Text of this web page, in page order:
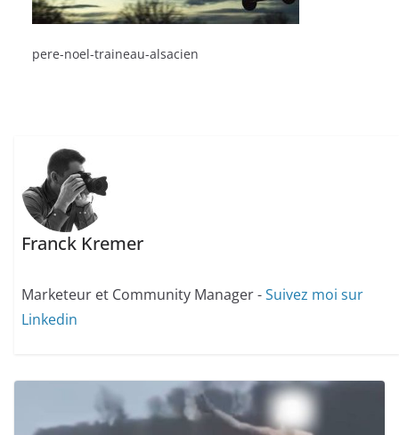
pere-noel-traineau-alsacien
Franck Kremer
Marketeur et Community Manager -Suivez moi sur
Linkedin